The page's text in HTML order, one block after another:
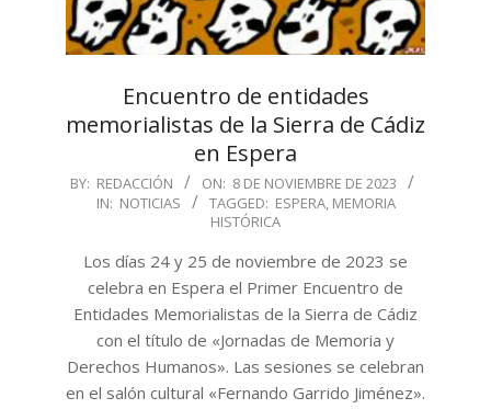
Encuentro de entidades
memorialistas de la Sierra de Cádiz
en Espera
2023-
BY: REDACCIÓN ON: 8 DE NOVIEMBRE DE 2023
IN: NOTICIAS TAGGED: ESPERA, MEMORIA
HISTÓRICA
Los días 24 y 25 de noviembre de 2023 se
celebra en Espera el Primer Encuentro de
Entidades Memorialistas de la Sierra de Cádiz
con el título de «Jornadas de Memoria y
Derechos Humanos». Las sesiones se celebran
en el salón cultural «Fernando Garrido Jiménez».